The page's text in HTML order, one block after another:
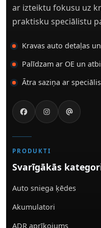
ar izteiktu fokusu uz
praktisku speciālistu
Kravas auto detaļas
Palīdzam ar OE un
Ātra saziņa ar
PRODUKTI
Svarīgākās
Auto sniega ķēdes
Akumulatori
ADR aprīkojums